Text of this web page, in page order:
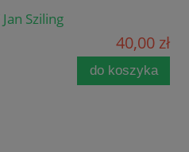
Sziling
40,00 zł
do koszyka